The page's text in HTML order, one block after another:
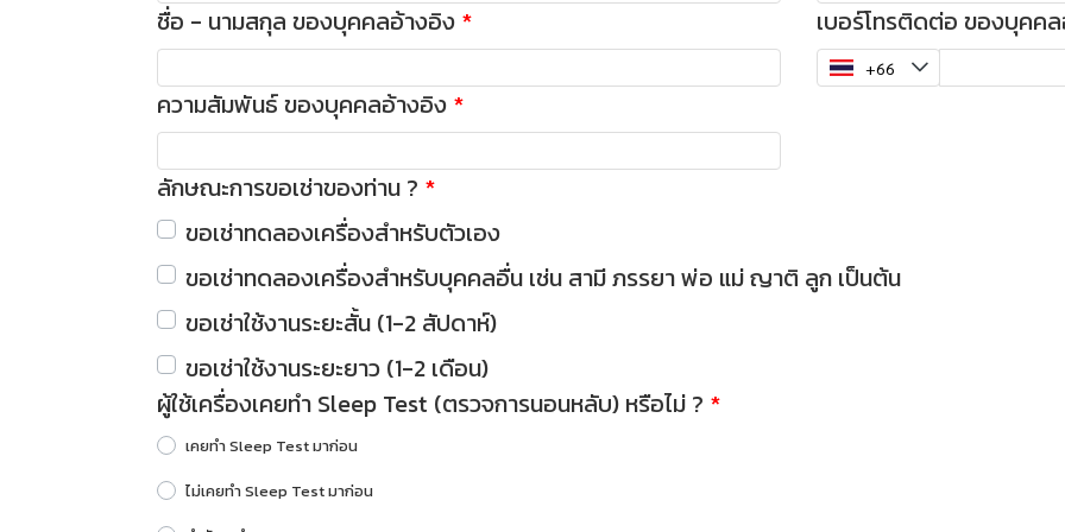
ชื่อ - นามสกุล ของบุคคลอ้างอิง เบอร์โทรติดต่อ ของบุคค
ความสัมพันธ์ ของบุคคลอ้างอิง
ลักษณะการขอเช่าของท่าน ?
ขอเช่าทดลองเครื่องสำหรับตัวเอง
ขอเช่าทดลองเครื่องสำหรับบุคคลอื่น เช่น สามี ภรรยา พ่อ แม่ ญาติ ลูก เป็นต้น
ขอเช่าใช้งานระยะสั้น (1-2 สัปดาห์)
ขอเช่าใช้งานระยะยาว (1-2 เดือน)
ผู้ใช้เครื่องเคยทำ Sleep Test (ตรวจการนอนหลับ) หรือไม่ ?
เคยทำ Sleep Test มาก่อน
ไม่เคยทำ Sleep Test มาก่อน